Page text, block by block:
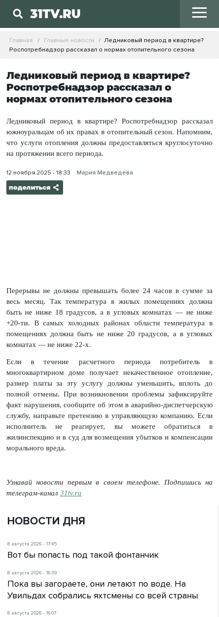
31TV.RU
Главная Главные новости
Ледниковый период в квартире?
Роспотребнадзор рассказал о нормах отопительного сезона
Ледниковый период в квартире?
Роспотребнадзор рассказал о
нормах отопительного сезона
Ледниковый период в квартире? Роспотребнадзор рассказал
южноуральцам об их правах в отопительный сезон. Напомним,
что услуги отопления должны предоставляться круглосуточно
на протяжении всего периода.
12 ноября 2025 - 18:33 Мария Медведева
поделиться
Перерывы не должны превышать более 24 часов в сумме за
весь месяц. Так температура в жилых помещениях должна
быть не ниже 18 градусов, а в угловых комнатах — не ниже
+20-ти. В самых холодных районах области температура в
помещениях должна быть не ниже 20 градусов, а в угловых
комнатах — не ниже 22-х.
Если в течение расчетного периода потребитель в
многоквартирном доме получает некачественное отопление,
размер платы за эту услугу должны уменьшить, вплоть до
полной отмены. При возникновении проблемы зафиксируйте
факт нарушения, сообщите об этом в аварийно-диспетчерскую
службу, направьте претензию в управляющую компанию. Если
исполнитель не реагирует, вы можете обратиться в
жилинспекцию и в суд для возмещения убытков и компенсации
морального вреда.
Узнавай новости первым в своем телефоне. Подпишись на
телеграм-канал 31tv.ru
НОВОСТИ ДНЯ
8 августа 2026 - 17:45
Вот бы попасть под такой фонтанчик
8 августа 2026 - 16:39
Пока вы загораете, они летают по воде. На
Увильдах собрались яхтсмены со всей страны
8 августа 2026 - 16:07